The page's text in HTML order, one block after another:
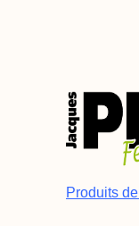
Produits